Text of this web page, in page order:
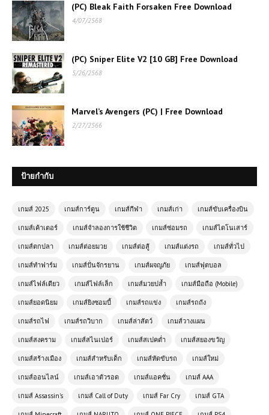
(PC) Bleak Faith Forsaken Free Download
4/07/2568
(PC) Sniper Elite V2 [10 GB] Free Download
5/26/2568
Marvel’s Avengers (PC) | Free Download
2/27/2566
ป้ายกำกับ
เกมส์ 2025 เกมส์การ์ตูน เกมส์กีฬา เกมส์เก่า เกมส์ขับเครื่องบิน
เกมส์เค้าเตอร์ เกมส์จำลองการใช้ชีวิต เกมส์ซ่อมรถ เกมส์ไดโนเสาร์
เกมส์ตกปลา เกมส์ต่อยมวย เกมส์ต่อสู้ เกมส์แต่งรถ เกมส์ทั่วไป
เกมส์ทำฟาร์ม เกมส์ปั่นจักรยาน เกมส์ผจญภัย เกมส์ฟุตบอล
เกมส์ไฟล์เดียว เกมส์ไฟล์เล็ก เกมส์มวยปล้ำ เกมส์มือถือ (Mobile)
เกมส์ยอดนิยม เกมส์ยิงซอมบี้ เกมส์รถแข่ง เกมส์รถถัง
เกมส์รถไฟ เกมส์รถวิบาก เกมส์ล่าสัตว์ เกมส์วางแผน
เกมส์สงคราม เกมส์สไนเปอร์ เกมส์สเปคต่ำ เกมส์สยองขวัญ
เกมส์สร้างเมือง เกมส์สำหรับเด็ก เกมส์หัดขับรถ เกมส์ใหม่
เกมส์ออนไลน์ เกมส์เอาตัวรอด เกมส์แอคชั่น เกมส์ AAA
เกมส์ Assassin's เกมส์ Call of Duty เกมส์ Far Cry เกมส์ GTA
(PC) MONSTER HUNTER RISE
Sunbreak | Free Download
เกมส์ออนไลน์ฟรี Dinosaur Game –
Simulator – จำลองสนามรบ เอาชีวิต
รอดเป็นคนสุดท้าย!